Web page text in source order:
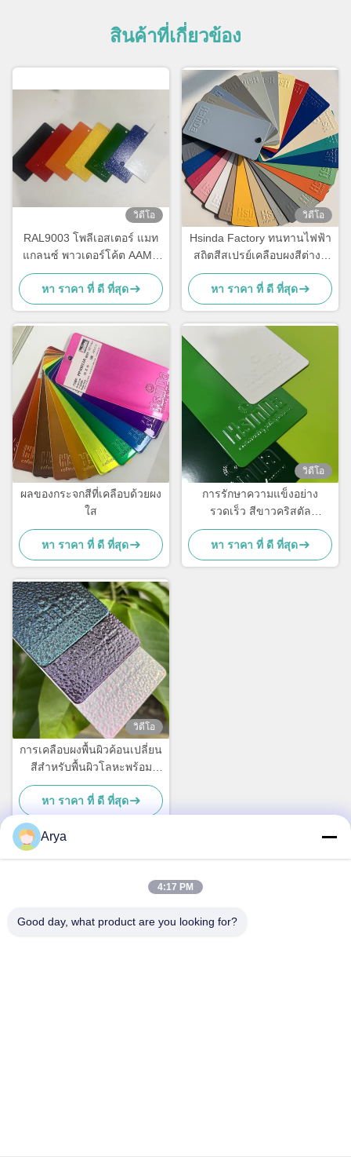
สินค้าที่เกี่ยวข้อง
วิดีโอ
RAL9003 โพลีเอสเตอร์ แมท
แกลนซ์ พาวเดอร์โค้ต AAMA
รับรองสําหรับสถาปัตยกรรม
หา ราคา ที่ ดี ที่สุด
วิดีโอ
Hsinda Factory ทนทานไฟฟ้า
สถิตสีสเปรย์เคลือบผงสีต่างๆ
ในสต็อก
หา ราคา ที่ ดี ที่สุด
ผลของกระจกสีที่เคลือบด้วยผง
ใส
หา ราคา ที่ ดี ที่สุด
วิดีโอ
การรักษาความแข็งอย่าง
รวดเร็ว สีขาวคริสตัล
โพลีเอสเตอร์ TGIC ฟรีสําหรับ
สถาปนิก
หา ราคา ที่ ดี ที่สุด
วิดีโอ
การเคลือบผงพื้นผิวค้อนเปลี่ยน
สีสำหรับพื้นผิวโลหะพร้อม
ความเงาที่กำหนดเอง
หา ราคา ที่ ดี ที่สุด
ที่อยู่
Arya
4:17 PM
Good day, what product are you looking for?